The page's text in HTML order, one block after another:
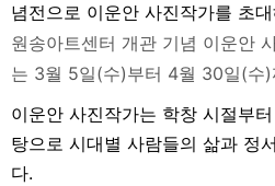
념전으로 이운안 사진작가를 초
원송아트센터 개관 기념 이운안
는 3월 5일(수)부터 4월 30일(수)
이운안 사진작가는 학창 시절부
탕으로 시대별 사람들의 삶과 정
다.